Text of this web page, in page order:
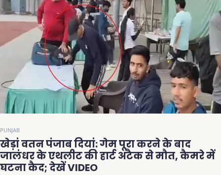
PUNJAB
खेड़ां वतन पंजाब दियां: गेम पूरा करने के बाद
जालंधर के एथलीट की हार्ट अटैक से मौत, कैमरे में
घटना कैद; देखें VIDEO